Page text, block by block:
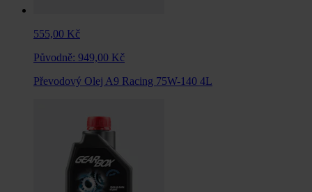
555,00 Kč
Původně: 949,00 Kč
Převodový Olej A9 Racing 75W-140 4L